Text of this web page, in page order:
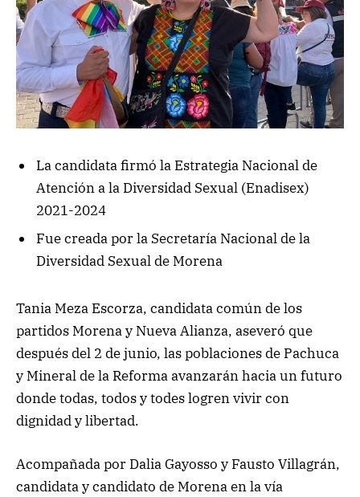
La candidata firmó la Estrategia Nacional de
Atención a la Diversidad Sexual (Enadisex)
2021-2024
Fue creada por la Secretaría Nacional de la
Diversidad Sexual de Morena
Tania Meza Escorza, candidata común de los
partidos Morena y Nueva Alianza, aseveró que
después del 2 de junio, las poblaciones de Pachuca
y Mineral de la Reforma avanzarán hacia un futuro
donde todas, todos y todes logren vivir con
dignidad y libertad.
Acompañada por Dalia Gayosso y Fausto Villagrán,
candidata y candidato de Morena en la vía